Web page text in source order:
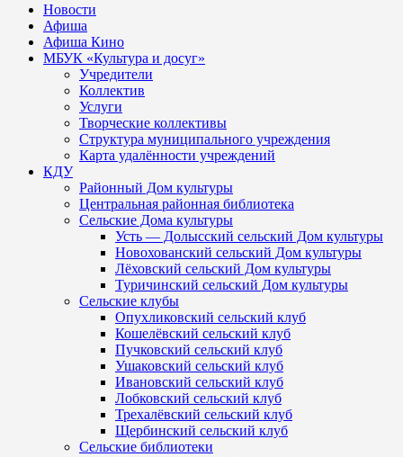
Новости
Афиша
Афиша Кино
МБУК «Культура и досуг»
Учредители
Коллектив
Услуги
Творческие коллективы
Структура муниципального учреждения
Карта удалённости учреждений
КДУ
Районный Дом культуры
Центральная районная библиотека
Сельские Дома культуры
Усть — Долысский сельский Дом культуры
Новохованский сельский Дом культуры
Лёховский сельский Дом культуры
Туричинский сельский Дом культуры
Сельские клубы
Опухликовский сельский клуб
Кошелёвский сельский клуб
Пучковский сельский клуб
Ушаковский сельский клуб
Ивановский сельский клуб
Лобковский сельский клуб
Трехалёвский сельский клуб
Щербинский сельский клуб
Сельские библиотеки